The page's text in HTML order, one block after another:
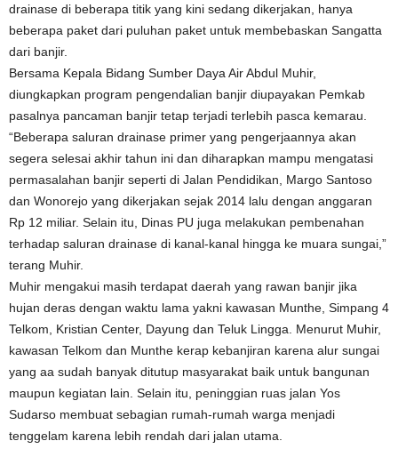
drainase di beberapa titik yang kini sedang dikerjakan, hanya
beberapa paket dari puluhan paket untuk membebaskan Sangatta
dari banjir.
Bersama Kepala Bidang Sumber Daya Air Abdul Muhir,
diungkapkan program pengendalian banjir diupayakan Pemkab
pasalnya pancaman banjir tetap terjadi terlebih pasca kemarau.
“Beberapa saluran drainase primer yang pengerjaannya akan
segera selesai akhir tahun ini dan diharapkan mampu mengatasi
permasalahan banjir seperti di Jalan Pendidikan, Margo Santoso
dan Wonorejo yang dikerjakan sejak 2014 lalu dengan anggaran
Rp 12 miliar. Selain itu, Dinas PU juga melakukan pembenahan
terhadap saluran drainase di kanal-kanal hingga ke muara sungai,”
terang Muhir.
Muhir mengakui masih terdapat daerah yang rawan banjir jika
hujan deras dengan waktu lama yakni kawasan Munthe, Simpang 4
Telkom, Kristian Center, Dayung dan Teluk Lingga. Menurut Muhir,
kawasan Telkom dan Munthe kerap kebanjiran karena alur sungai
yang aa sudah banyak ditutup masyarakat baik untuk bangunan
maupun kegiatan lain. Selain itu, peninggian ruas jalan Yos
Sudarso membuat sebagian rumah-rumah warga menjadi
tenggelam karena lebih rendah dari jalan utama.